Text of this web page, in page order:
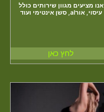
אנו מציעים מגוון שירותים כולל
עיסוי, אורal, סשן אינטימי ועוד
לחץ כאן